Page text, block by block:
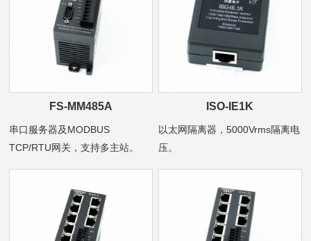
FS-MM485A
串口服务器及MODBUS
TCP/RTU网关，支持多主站。
ISO-IE1K
以太网隔离器，5000Vrms隔离电
压。